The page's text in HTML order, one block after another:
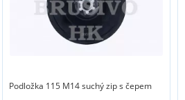
Podložka 115 M14 suchý zip s čepem